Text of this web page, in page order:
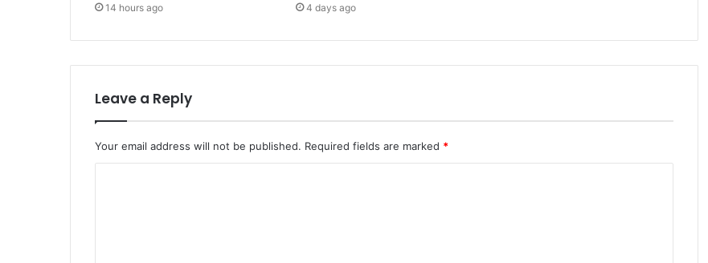
14 hours ago 4 days ago
Leave a Reply
Your email address will not be published. Required fields are marked *